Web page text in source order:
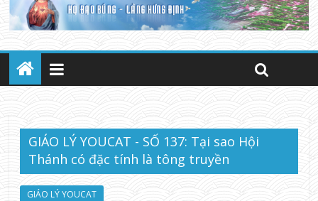
GIÁO LÝ YOUCAT - SỐ 137: Tại sao Hội
Thánh có đặc tính là tông truyền
GIÁO LÝ YOUCAT